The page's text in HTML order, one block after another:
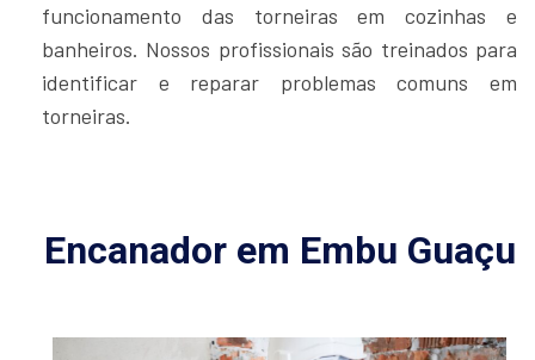
funcionamento das torneiras em cozinhas e
banheiros. Nossos profissionais são treinados para
identificar e reparar problemas comuns em
torneiras.
Encanador em Embu Guaçu